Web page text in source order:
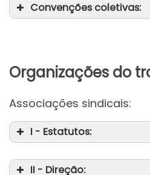
Convenções coletivas:
Organizações do
Associações sindicais:
I - Estatutos:
II - Direção: